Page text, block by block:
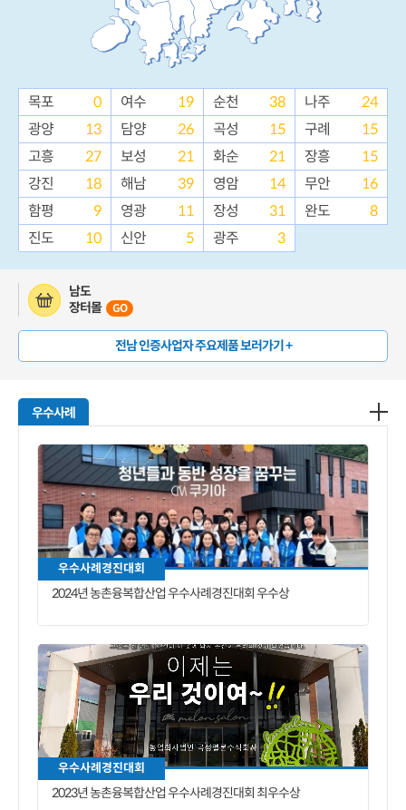
목포 0 여수 19 순천 38 나주
24
광양
13 담양 26 곡성 15 구례
15
고흥
27 보성 21 화순 21 장흥
15
강진
18 해남 39 영암 14 무안
16
함평
9 영광 11 장성 31 완도
8
진도
10 신안 5 광주 3
남도
장터몰
GO
전남 인증사업자 주요제품 보러가기 +
우수사례
우수사례경진대회
2024년 농촌융복합산업 우수사례경진대회 우수상
우수사례경진대회
2023년 농촌융복합산업 우수사례경진대회 최우수상